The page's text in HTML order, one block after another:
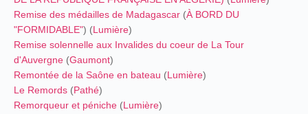
Remise des médailles de Madagascar (À BORD DU
"FORMIDABLE") (Lumière)
Remise solennelle aux Invalides du coeur de La Tour
d'Auvergne (Gaumont)
Remontée de la Saône en bateau (Lumière)
Le Remords (Pathé)
Remorqueur et péniche (Lumière)